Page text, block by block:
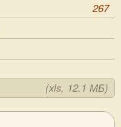
267
(xls, 12.1 МБ)